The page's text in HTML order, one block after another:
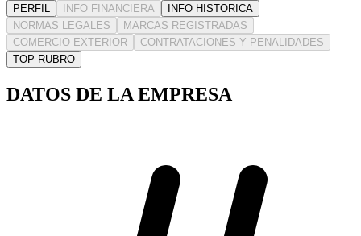
PERFIL INFO FINANCIERA
INFO HISTORICA
NORMAS LEGALES
MARCAS REGISTRADAS
COMERCIO EXTERIOR
CONTRATACIONES Y PENALIDADES
TOP RUBRO
DATOS DE LA EMPRESA